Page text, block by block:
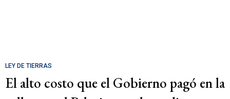
LEY DE TIERRAS
El alto costo que el Gobierno pagó en la